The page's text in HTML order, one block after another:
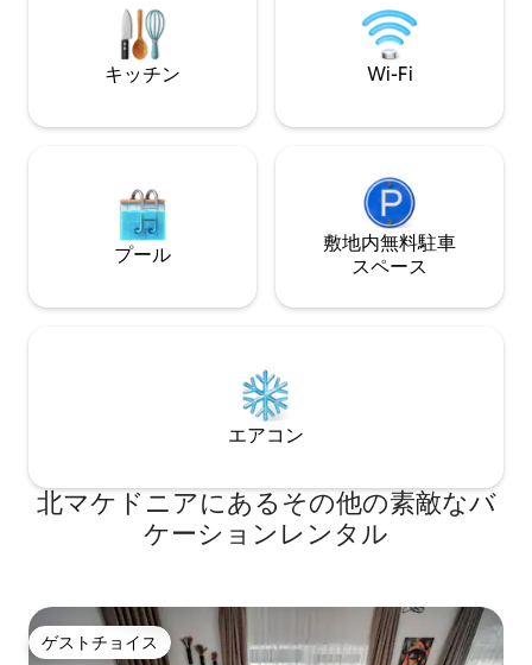
く、休息を取り、呼吸し、再び自然との
距離が近いことを感じることです。
キッチン Wi-Fi
プール
敷地内無料駐⁠車
ス⁠ペ⁠ー⁠ス
エアコン
北マケドニアにあるその他の素敵なバ
ケーションレンタル
ゲストチョイス
ゲストチョイス